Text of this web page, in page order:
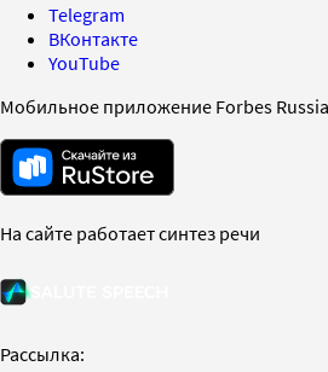
Telegram
ВКонтакте
YouTube
Мобильное приложение Forbes
На сайте работает синтез речи
Рассылка: